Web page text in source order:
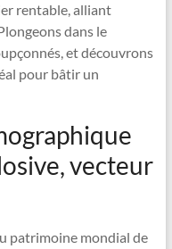
rentable, alliant
dans le
et découvrons
pour bâtir un
vecteur
patrimoine mondial de